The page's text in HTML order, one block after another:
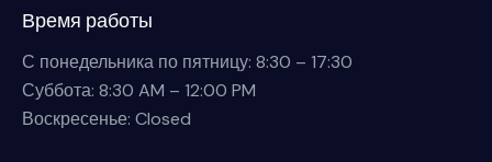
Время работы
С понедельника по пятницу: 8:30 – 17:30
Суббота: 8:30 AM – 12:00 PM
Воскресенье: Closed